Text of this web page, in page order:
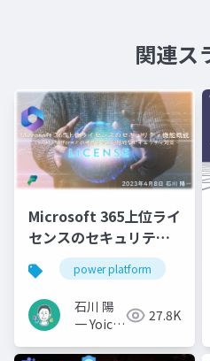
関連ス
Microsoft 365上位ライ
センスのセキュリティ
機能概説power platform
石川 陽
一 Yoichi
27.8K